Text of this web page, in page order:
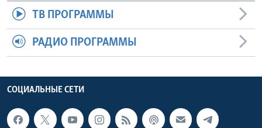
ТВ ПРОГРАММЫ
РАДИО ПРОГРАММЫ
СОЦИАЛЬНЫЕ СЕТИ